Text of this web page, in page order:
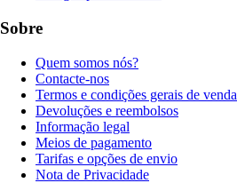
Sobre
Quem somos nós?
Contacte-nos
Termos e condições gerais de venda
Devoluções e reembolsos
Informação legal
Meios de pagamento
Tarifas e opções de envio
Nota de Privacidade